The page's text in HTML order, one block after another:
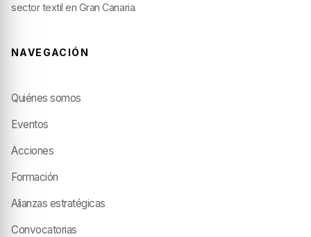
sector textil en Gran Canaria.
NAVEGACIÓN
Quiénes somos
Eventos
Acciones
Formación
Alianzas estratégicas
Convocatorias